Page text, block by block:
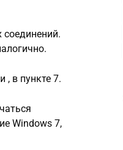
, в пункте 7.
Windows 7,